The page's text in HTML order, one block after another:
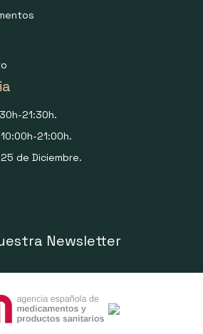
21:30h.
21:00h.
de Diciembre.
Newsletter